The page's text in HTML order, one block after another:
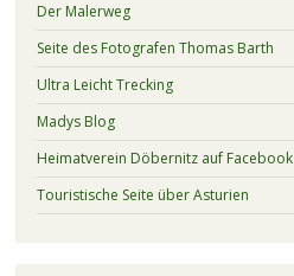
Der Malerweg
Seite des Fotografen Thomas Barth
Ultra Leicht Trecking
Madys Blog
Heimatverein Döbernitz auf Facebook
Touristische Seite über Asturien